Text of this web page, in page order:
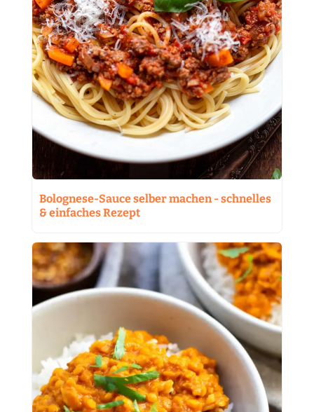
Bolognese-Sauce selber machen - schnelles
& einfaches Rezept